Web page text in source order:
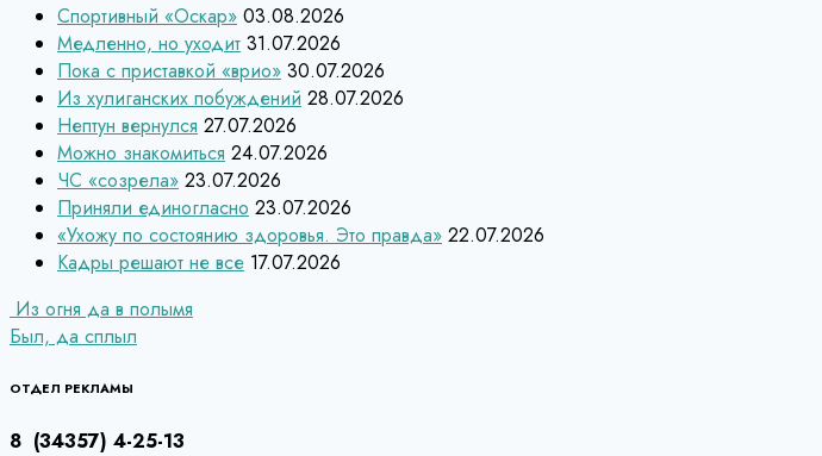
Спортивный «Оскар» 03.08.2026
Медленно, но уходит 31.07.2026
Пока с приставкой «врио» 30.07.2026
Из хулиганских побуждений 28.07.2026
Нептун вернулся 27.07.2026
Можно знакомиться 24.07.2026
ЧС «созрела» 23.07.2026
Приняли единогласно 23.07.2026
«Ухожу по состоянию здоровья. Это правда» 22.07.2026
Кадры решают не все 17.07.2026
Навигация
по
записям
Из огня да в полымя
Был, да сплыл
ОТДЕЛ РЕКЛАМЫ
8 (34357) 4-25-13